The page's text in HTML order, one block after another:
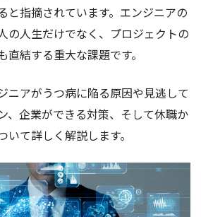
と指摘されています。エンジニアの
の人生だけでなく、プロジェクトの
結する重大な課題です。
ニアがうつ病に陥る原因や見逃して
、企業ができる対策、そして休職か
て詳しく解説します。